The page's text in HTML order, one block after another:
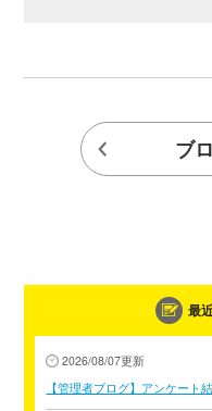
ブ
最
2026/08/07更新
【管理者ブログ】アンケート